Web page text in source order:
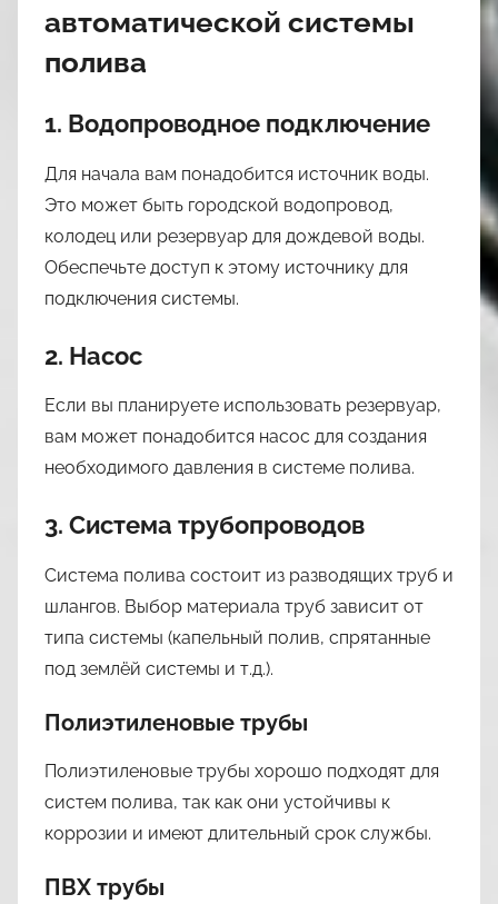
автоматической системы
полива
1. Водопроводное подключение
Для начала вам понадобится источник воды.
Это может быть городской водопровод,
колодец или резервуар для дождевой воды.
Обеспечьте доступ к этому источнику для
подключения системы.
2. Насос
Если вы планируете использовать резервуар,
вам может понадобится насос для создания
необходимого давления в системе полива.
3. Система трубопроводов
Система полива состоит из разводящих труб и
шлангов. Выбор материала труб зависит от
типа системы (капельный полив, спрятанные
под землёй системы и т.д.).
Полиэтиленовые трубы
Полиэтиленовые трубы хорошо подходят для
систем полива, так как они устойчивы к
коррозии и имеют длительный срок службы.
ПВХ трубы